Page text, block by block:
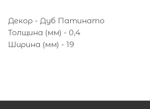
Декор - Дуб Патинато
Толщина (мм) - 0,4
Ширина (мм) - 19